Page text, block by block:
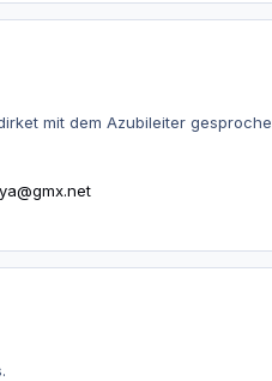
mit dem Azubileiter